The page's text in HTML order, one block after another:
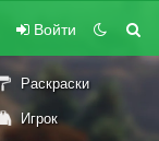
Войти
Раскраски
Игрок